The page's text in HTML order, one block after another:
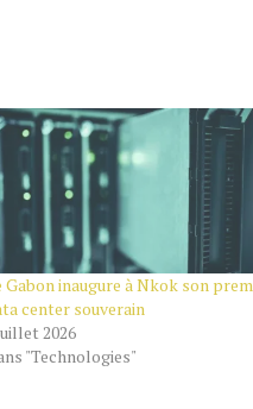
Gabon inaugure à Nkok son
center souverain
2026
"Technologies"